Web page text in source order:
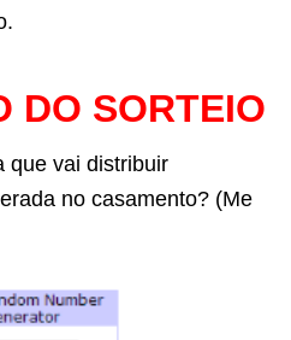
DO SORTEIO
que vai distribuir
no casamento? (Me